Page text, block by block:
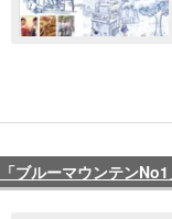
「ブルーマウンテン